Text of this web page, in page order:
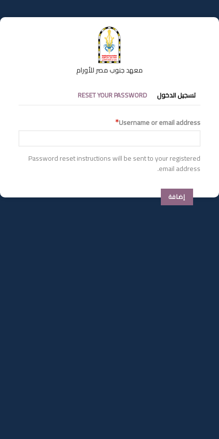
إلى
المحتوى
معهد جنوب مصر للأورام
التبويبات
الأساسية
تسجيل الدخول RESET YOUR PASSWORD
Username or email address
Password reset instructions will be sent to your registered
email address.